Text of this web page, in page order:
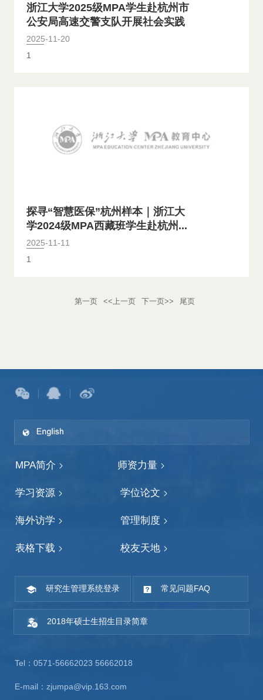
浙江大学2025级MPA学生赴杭州市
公安局高速交警支队开展社会实践
2025-11-20
1
探寻“智慧医保”杭州样本｜浙江大
学2024级MPA西藏班学生赴杭州...
2025-11-11
1
第一页 <<上一页 下一页>> 尾页
MPA简介 师资力量
学习资源 学位论文
海外访学 管理制度
表格下载 校友天地
研究生管理系统登录 常见问题FAQ
2018年硕士生招生目录简章
Tel：0571-56662023 56662018
E-mail：zjumpa@vip.163.com